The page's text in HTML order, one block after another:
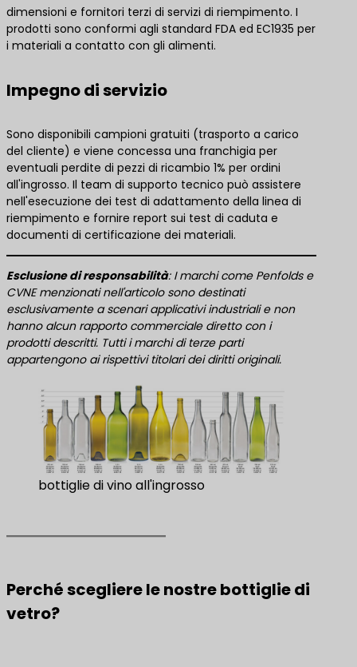
dimensioni e fornitori terzi di servizi di riempimento. I
prodotti sono conformi agli standard FDA ed EC1935 per
i materiali a contatto con gli alimenti.
Impegno di servizio
Sono disponibili campioni gratuiti (trasporto a carico
del cliente) e viene concessa una franchigia per
eventuali perdite di pezzi di ricambio 1% per ordini
all'ingrosso. Il team di supporto tecnico può assistere
nell'esecuzione dei test di adattamento della linea di
riempimento e fornire report sui test di caduta e
documenti di certificazione dei materiali.
​Esclusione di responsabilità​​: I marchi come Penfolds e
CVNE menzionati nell'articolo sono destinati
esclusivamente a scenari applicativi industriali e non
hanno alcun rapporto commerciale diretto con i
prodotti descritti. Tutti i marchi di terze parti
appartengono ai rispettivi titolari dei diritti originali.
bottiglie di vino all'ingrosso
Perché scegliere le nostre bottiglie di
vetro?